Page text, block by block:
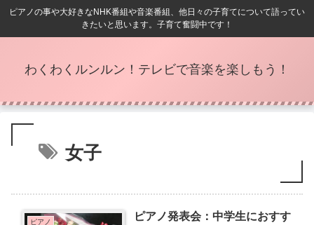
ピアノの事や大好きなNHK番組や音楽番組、他日々の子育てについて語ってい
きたいと思います。子育て奮闘中です！
わくわくルンルン！テレビで音楽を楽しもう！
女子
ピアノ
ピアノ発表会：中学生におすす